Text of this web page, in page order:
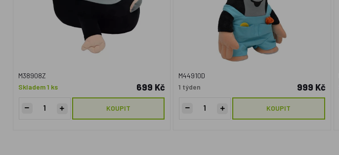
M38908Z
Skladem 1 ks
699 Kč
KOUPIT
M44910D
1 týden
999 Kč
KOUPIT